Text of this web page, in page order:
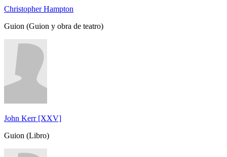
Christopher Hampton
Guion (Guion y obra de teatro)
John Kerr [XXV]
Guion (Libro)